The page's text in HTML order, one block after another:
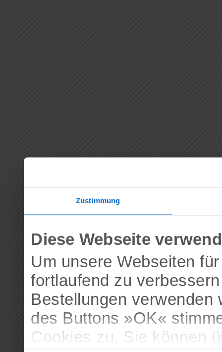
Zustimmung
Diese Webseite
Um unsere Webseiten
fortlaufend zu
Bestellungen
des Buttons »OK«
Cookies zu. Sie können